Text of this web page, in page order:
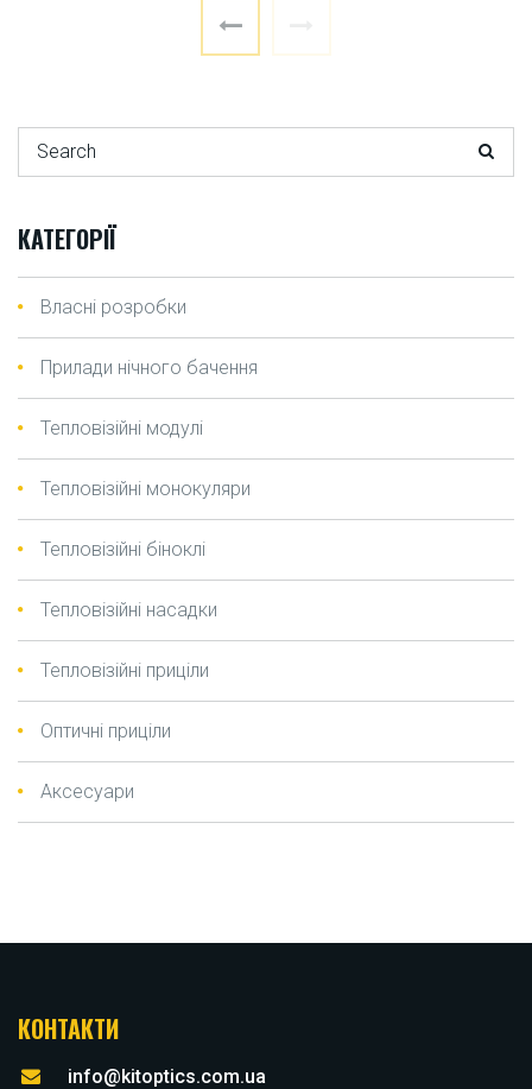
Search for:
КАТЕГОРІЇ
Власні розробки
Прилади нічного бачення
Тепловізійні модулі
Тепловізійні монокуляри
Тепловізійні біноклі
Тепловізійні насадки
Тепловізійні приціли
Оптичні приціли
Аксесуари
КОНТАКТИ
info@kitoptics.com.ua